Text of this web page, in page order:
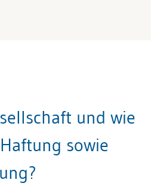
und wie
sowie